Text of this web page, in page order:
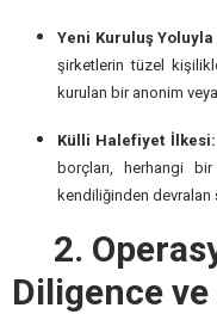
Yeni Kuruluş
şirketlerin tüzel
kurulan bir anonim
Külli Halefiyet İlkesi:
borçları, herhangi
kendiliğinden devralan
2.
Diligence ve